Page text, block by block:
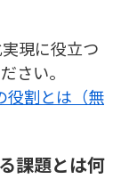
現に役立つ
さい。
役割とは（無
課題とは何